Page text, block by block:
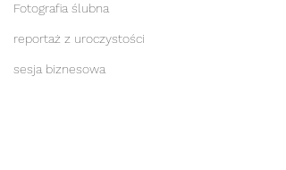
Fotografia ślubna
reportaż z uroczystości
sesja biznesowa